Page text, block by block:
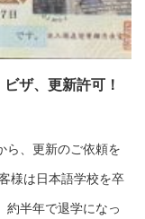
ザ、更新許可！
ら、更新のご依頼を
様は日本語学校を卒
約半年で退学になっ